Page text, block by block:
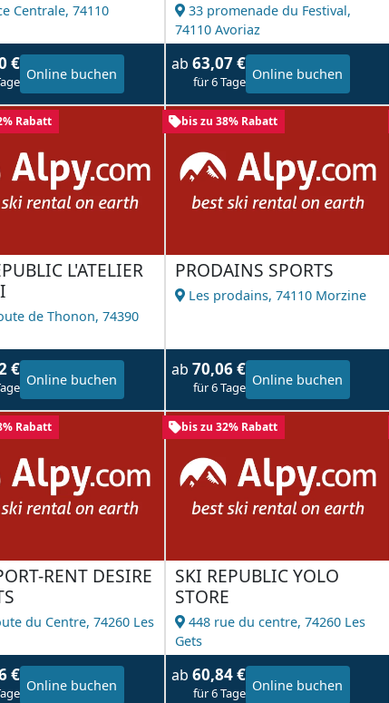
Centrale, 74110
€
Online buchen
33 promenade du Festival,
74110 Avoriaz
ab 63,07 €
für 6 Tage Online buchen
Rabatt
L'ATELIER
de Thonon, 74390
€
Online buchen
bis zu 38% Rabatt
PRODAINS SPORTS
Les prodains, 74110 Morzine
ab 70,06 €
für 6 Tage Online buchen
Rabatt
RENT DESIRE
du Centre, 74260 Les
€
Online buchen
bis zu 32% Rabatt
SKI REPUBLIC YOLO
STORE
448 rue du centre, 74260 Les
Gets
ab 60,84 €
für 6 Tage Online buchen